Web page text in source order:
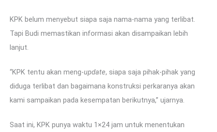
KPK belum menyebut siapa saja nama-nama yang terlibat.
Tapi Budi memastikan informasi akan disampaikan lebih
lanjut.
“KPK tentu akan meng-update, siapa saja pihak-pihak yang
diduga terlibat dan bagaimana konstruksi perkaranya akan
kami sampaikan pada kesempatan berikutnya,” ujarnya.
Saat ini, KPK punya waktu 1×24 jam untuk menentukan